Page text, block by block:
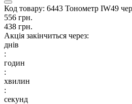
Код товару: 6443 Тонометр IW49
556 грн.
438 грн.
Акція закінчиться через:
днів
:
годин
:
хвилин
:
секунд